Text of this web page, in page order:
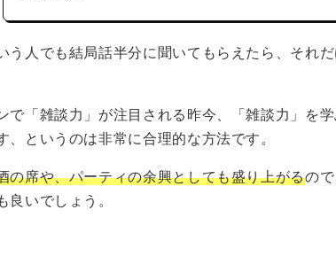
う人でも結局話半分に聞いてもらえたら、それ
で「雑談力」が注目される昨今、「雑談力」を
、というのは非常に合理的な方法です。
の席や、パーティの余興としても盛り上がるの
良いでしょう。